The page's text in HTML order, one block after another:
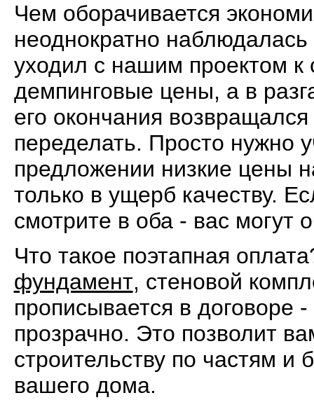
Чем оборачивается
неоднократно
уходил с нашим проектом
демпинговые цены, а в
его окончания
переделать. Просто нужно
предложении низкие цены
только в ущерб качеству.
смотрите в оба - вас могут
Что такое поэтапная
фундамент, стеновой
прописывается в договоре
прозрачно. Это позволит
строительству по частям и
вашего дома.